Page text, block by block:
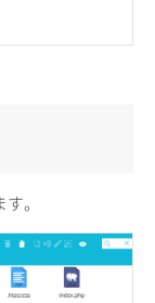
。